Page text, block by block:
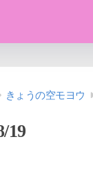
きょうの空モヨウ
19